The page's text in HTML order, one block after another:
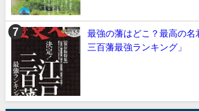
最強の藩はどこ？最高の名
三百藩最強ランキング」